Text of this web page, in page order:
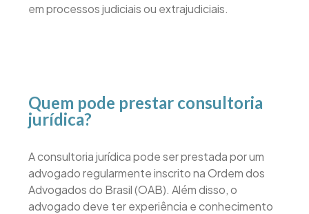
em processos judiciais ou extrajudiciais.
Quem pode prestar consultoria
jurídica?
A consultoria jurídica pode ser prestada por um
advogado regularmente inscrito na Ordem dos
Advogados do Brasil (OAB). Além disso, o
advogado deve ter experiência e conhecimento